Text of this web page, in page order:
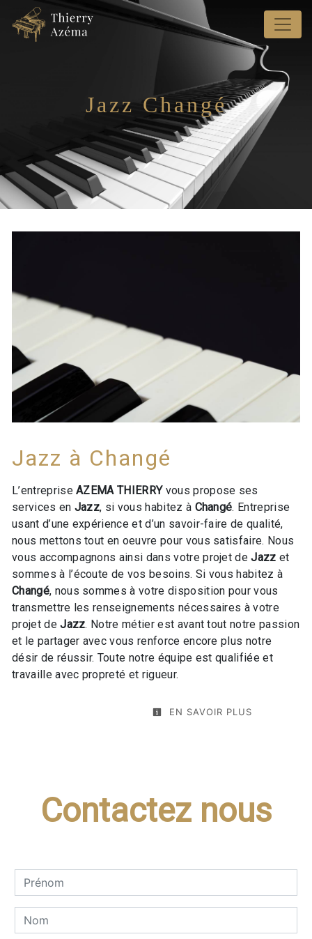
Panneau de gestion des cookies
Jazz Changé
Jazz à Changé
L’entrepriseAZEMA THIERRYvous propose ses
services en Jazz, si vous habitez à Changé. Entreprise
usant d’une expérience et d’un savoir-faire de qualité,
nous mettons tout en oeuvre pour vous satisfaire. Nous
vous accompagnons ainsi dans votre projet deJazz et
sommes à l’écoute de vos besoins. Si vous habitez à
Changé, nous sommes à votre disposition pour vous
transmettre les renseignements nécessaires à votre
projet deJazz. Notre métier est avant tout notre passion
et le partager avec vous renforce encore plus notre
désir de réussir. Toute notre équipe est qualifiée et
travaille avec propreté et rigueur.
EN SAVOIR PLUS
Contactez nous